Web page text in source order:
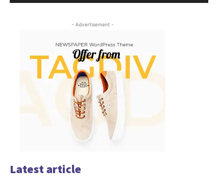
- Advertisement -
Latest article